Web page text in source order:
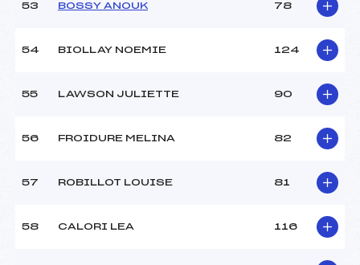
53 BOSSY ANOUK 78
54 BIOLLAY NOEMIE 124
55 LAWSON JULIETTE 90
56 FROIDURE MELINA 82
57 ROBILLOT LOUISE 81
58 CALORI LEA 116